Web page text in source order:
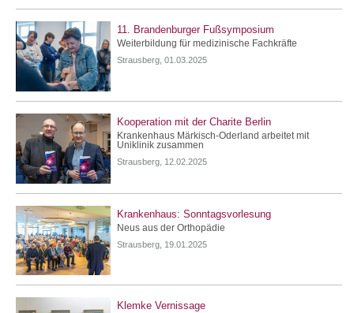
11. Brandenburger Fußsymposium
Weiterbildung für medizinische Fachkräfte
Strausberg, 01.03.2025
Kooperation mit der Charite Berlin
Krankenhaus Märkisch-Oderland arbeitet mit
Uniklinik zusammen
Strausberg, 12.02.2025
Krankenhaus: Sonntagsvorlesung
Neus aus der Orthopädie
Strausberg, 19.01.2025
Klemke Vernissage